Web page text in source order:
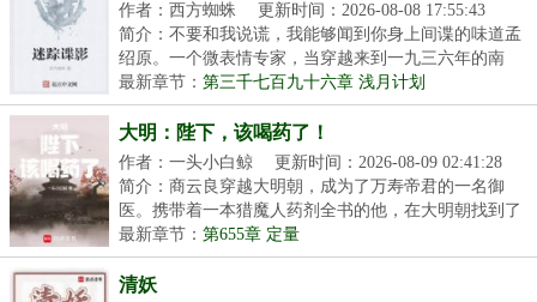
作者：西方蜘蛛
更新时间：2026-08-08 17:55:43
简介：不要和我说谎，我能够闻到你身上间谍的味道孟
绍原。一个微表情专家，当穿越来到一九三六年的南
京，...
最新章节： 第三千七百九十六章 浅月计划
大明：陛下，该喝药了！
作者：一头小白鲸
更新时间：2026-08-09 02:41:28
简介：商云良穿越大明朝，成为了万寿帝君的一名御
医。携带着一本猎魔人药剂全书的他，在大明朝找到了
全新...
最新章节： 第655章 定量
清妖